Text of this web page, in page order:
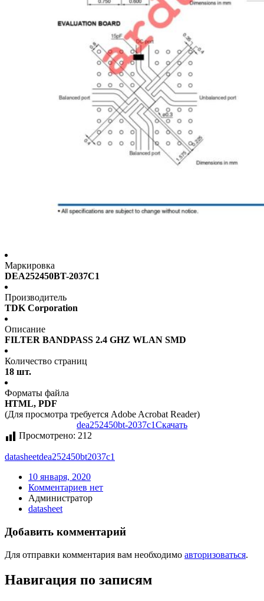
Маркировка
DEA252450BT-2037C1
Производитель
TDK Corporation
Описание
FILTER BANDPASS 2.4 GHZ WLAN SMD
Количество страниц
18 шт.
Форматы файла
HTML, PDF
(Для просмотра требуется Adobe Acrobat Reader)
dea252450bt-2037c1Скачать
Просмотрено: 212
datasheetdea252450bt2037c1
10 января, 2020
Комментариев нет
Администратор
datasheet
Добавить комментарий
Для отправки комментария вам необходимо авторизоваться.
Навигация по записям